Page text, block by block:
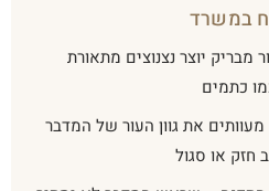
במשרד
מבריק יוצר נצנוצים מתאורת
כתמים
את גוון העור של המדבר
חזק או סגול